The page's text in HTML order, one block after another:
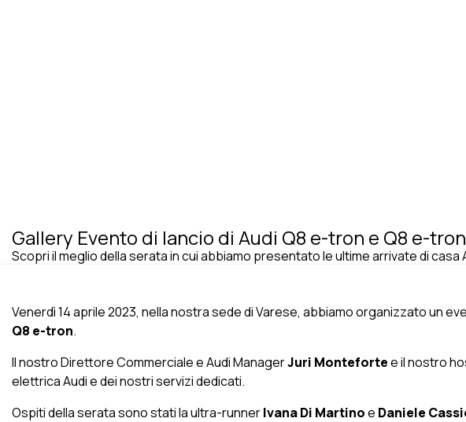
Gallery Evento di lancio di Audi Q8 e-tron e Q8 e-
Scopri il meglio della serata in cui abbiamo presentato le ultime arrivate di casa
Venerdì 14 aprile 2023, nella nostra sede di Varese, abbiamo organizzato un
Q8 e-tron.
Il nostro Direttore Commerciale e Audi ManagerJuri Montefortee il nostro
elettrica Audi e dei nostri servizi dedicati.
Ospiti della serata sono stati la ultra-runnerIvana Di Martinoe Daniele